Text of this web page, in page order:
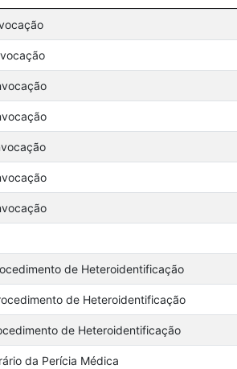
de Heteroidentificação
de Heteroidentificação
de Heteroidentificação
da Perícia Médica